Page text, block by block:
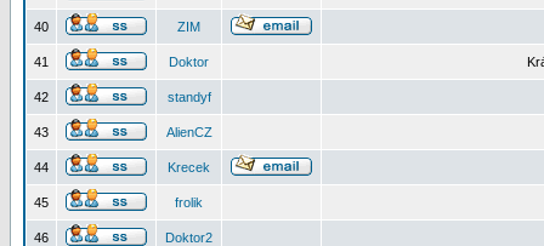
40 ZIM
41 Doktor
42 standyf
43 AlienCZ
44 Krecek
45 frolik
46 Doktor2